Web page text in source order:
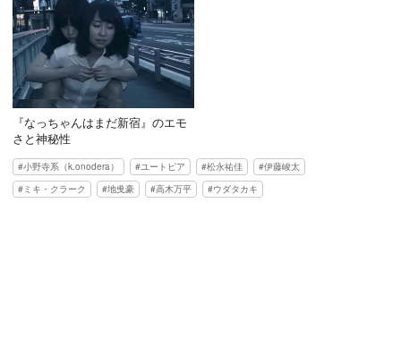
『なっちゃんはまだ新宿』のエモ
さと神秘性
小野寺系（k.onodera） ユートピア 松永祐佳
伊藤峻太
ミキ・クラーク
地曵豪 高木万平 ウダタカキ